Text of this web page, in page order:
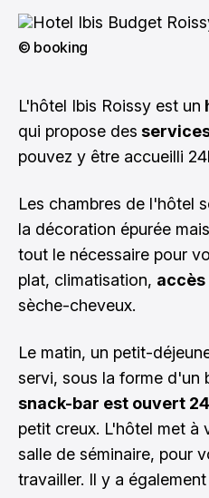
© booking
L'hôtel Ibis Roissy est un
qui propose des
pouvez y être accueilli
Les chambres de l'hôtel
la décoration épurée
tout le nécessaire pour
plat, climatisation,
sèche-cheveux.
Le matin, un petit-
servi, sous la forme d'un
snack-bar est ouvert
petit creux. L'hôtel met à
salle de séminaire, pour
travailler. Il y a